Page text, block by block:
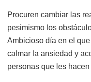
Procuren cambiar las
pesimismo los
Ambicioso día en el
calmar la ansiedad y
personas que les